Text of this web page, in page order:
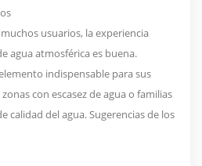
usuarios, la experiencia
agua atmosférica es buena.
indispensable para sus
con escasez de agua o familias
calidad del agua. Sugerencias de los